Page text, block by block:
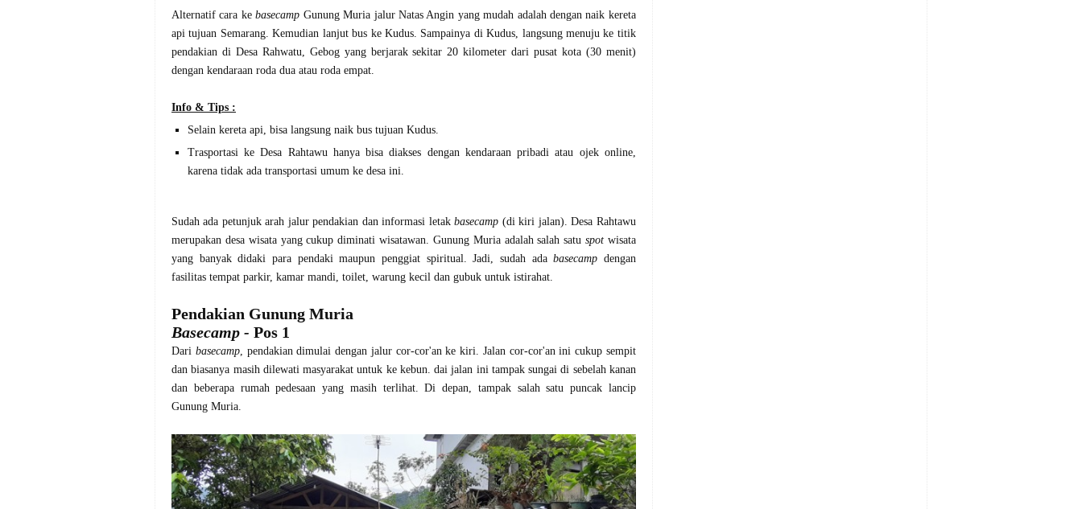
Alternatif cara kebasecamp Gunung Muria jalur Natas Angin yang mudah adalah dengan naik kereta
api tujuan Semarang. Kemudian lanjut bus ke Kudus. Sampainya di Kudus, langsung menuju ke titik
pendakian di Desa Rahwatu, Gebog yang berjarak sekitar 20 kilometer dari pusat kota (30 menit)
dengan kendaraan roda dua atau roda empat.
Info & Tips :
Selain kereta api, bisa langsung naik bus tujuan Kudus.
Trasportasi ke Desa Rahtawu hanya bisa diakses dengan kendaraan pribadi atau ojek online,
karena tidak ada transportasi umum ke desa ini.
Sudah ada petunjuk arah jalur pendakian dan informasi letakbasecamp (di kiri jalan). Desa Rahtawu
merupakan desa wisata yang cukup diminati wisatawan. Gunung Muria adalah salah satuspot wisata
yang banyak didaki para pendaki maupun penggiat spiritual. Jadi, sudah adabasecamp dengan
fasilitas tempat parkir, kamar mandi, toilet, warung kecil dan gubuk untuk istirahat.
Pendakian Gunung Muria
Basecamp - Pos 1
Dari basecamp, pendakian dimulai dengan jalur cor-cor'an ke kiri. Jalan cor-cor'an ini cukup sempit
dan biasanya masih dilewati masyarakat untuk ke kebun. dai jalan ini tampak sungai di sebelah kanan
dan beberapa rumah pedesaan yang masih terlihat. Di depan, tampak salah satu puncak lancip
Gunung Muria.